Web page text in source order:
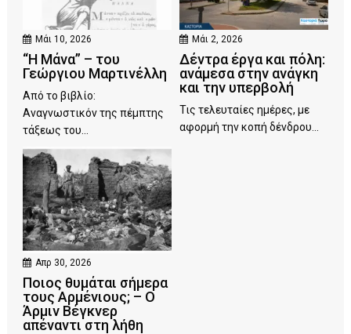
Μάι 10, 2026
“Η Μάνα” – του
Γεώργιου Μαρτινέλλη
Από το βιβλίο:
Αναγνωστικόν της πέμπτης
τάξεως του...
Μάι 2, 2026
Δέντρα έργα και πόλη:
ανάμεσα στην ανάγκη
και την υπερβολή
Τις τελευταίες ημέρες, με
αφορμή την κοπή δένδρου...
Απρ 30, 2026
Ποιος θυμάται σήμερα
τους Αρμένιους; – Ο
Άρμιν Βέγκνερ
απέναντι στη λήθη